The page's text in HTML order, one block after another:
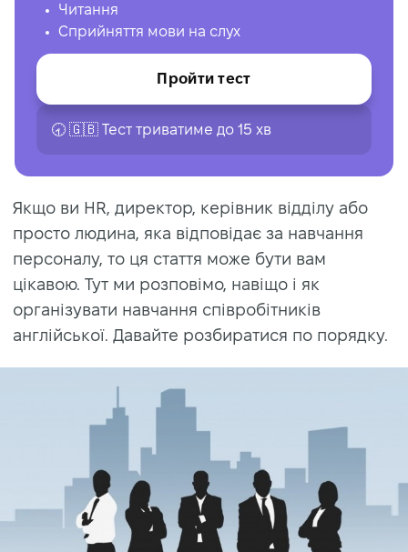
Читання
Сприйняття мови на слух
Пройти тест
🕣 🇬🇧 Тест триватиме до 15 хв
Якщо ви HR, директор, керівник відділу або
просто людина, яка відповідає за навчання
персоналу, то ця стаття може бути вам
цікавою. Тут ми розповімо, навіщо і як
організувати навчання співробітників
англійської. Давайте розбиратися по порядку.